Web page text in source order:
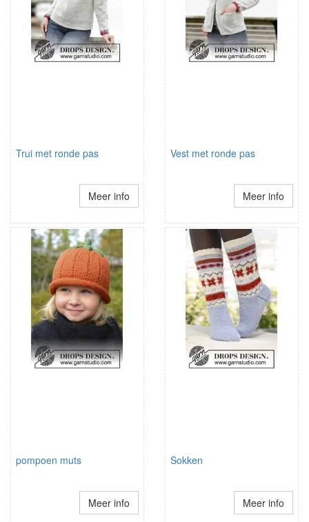
Trui met ronde pas
Meer info
Vest met ronde pas
Meer info
pompoen muts
Meer info
Sokken
Meer info